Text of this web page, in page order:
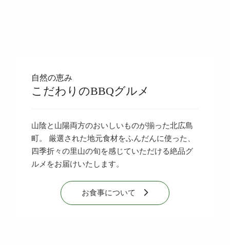
自然の恵み
こだわりのBBQグルメ
山陰と山陽両方のおいしいものが揃った北広島
町。 厳選された地元食材をふんだんに使った、
四季折々の里山の旬を感じていただける絶品グ
ルメをお届けいたします。
お食事について